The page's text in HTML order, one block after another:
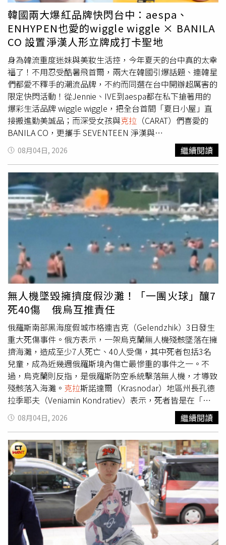
韓國兩大爆紅品牌快閃台中：aespa、
ENHYPEN也愛的wiggle wiggle × BANILA
CO 設置淨漢人形立牌成打卡聖地
身為韓流重度迷妹與美妝生活控，今年夏天的台中真的太幸
福了！不用忍受酷暑飛首爾，兩大在韓國引爆話題、連韓星
們都愛不釋手的潮流品牌，不約而同選在台中開辦超厲害的
限定快閃活動！從Jennie、IVE到aespa都在私下搶著用的
爆彩生活品牌 wiggle wiggle，把全台首間「夏日小屋」直
接搬進勤美誠品；而深受女孩與克拉 （CARAT）們喜愛的
BANILA CO，更攜手 SEVENTEEN 淨漢與
BABYMONSTER，在 LaLaport 台隆手創館打造獨家快閃店
中店。滿滿的韓星同款、專屬拍照打卡牆以及狂抽好禮的限
量優惠，這波熱潮絕對是今年暑假非朝聖不可的時尚熱點！
打卡韓星同款！韓國人氣生活風格品牌 wiggle wiggle 全台
首間快閃店『夏日小屋』限時登場韓國人氣生活風格品牌
wiggle wiggle 今年夏天在台灣展開新的篇章，開設全台首
間品牌快閃店！近年 wiggle wiggle 憑藉鮮明大膽的撞色設
計與原創 IP 風靡亞洲，不僅成為韓國最具代表性的生活風
格品牌，更深受 Jennie、潤娥、IVE、aespa、ENHYPEN、
RIIZE 等韓星喜愛，從吊飾、旅行配件到居家用品，都成為
年輕世代爭相收藏的人氣單品。（圖／品牌提供）成立於
2014 年的 wiggle wiggle，以 “wit moment, refresh
life.” 為品牌精神，相信即使是再平凡不過的日常，只要加
入一點創意、一抹色彩，也能帶來意想不到的快樂。品牌源
自一句簡單卻充滿想像力的提問——「重複的日常，難道就
不能很有趣嗎？」因此，wiggle wiggle 將大膽鮮豔的配
色、趣味十足的插畫與療癒可愛的原創 IP，融入每一件生
活用品之中，希望陪伴每個人打造充滿笑容與驚喜的生活空
間。（圖／品牌提供）即日起至 9月2日，在 台中勤美誠品
B2 登場的台灣首間快閃店，以 「夏日小屋（Summer
House）」 為主題，把充滿陽光、色彩與生活感的居家空
間搬進台中，邀請消費者推開小屋的大門，走進 wiggle
wiggle 打造的繽紛世界，在充滿玩心與驚喜的空間裡，重
新發現日常生活的美好。歡慶台灣首間快閃店開幕，wiggle
wiggle 推出限定優惠活動：全館商品享 85 折優惠。7/31-
8/2，每日前 50 名追蹤官方 Instagram，分享打卡至社群並
標記台灣官方帳號 ＠wigglewiggle_tw，即可獲得限量明信
片乙份（共 150 份，數量有限，贈完為止）。（圖／品牌
提供）SEVENTEEN尹淨漢、BABYMONSTER粉絲必衝！韓
國時尚美妝品牌BANILA CO快閃台隆手創館LaLaport台中
店受到台韓女孩愛用的韓國時尚美妝品牌BANILA CO，齊聚
品牌人氣明星商品，ZERO零感肌卸妝霜、夏日水潤防曬系
列以及榮獲韓國美妝大賞底妝與修容彩妝。7月31日起至8
08月04日, 2026 繼續閱讀
無人機墜毀擁擠度假沙灘！「一團火球」釀7
死40傷 俄烏互推責任
俄羅斯南部黑海度假城市格連吉克（Gelendzhik）3日發生
重大死傷事件。俄方表示，一架烏克蘭無人機殘骸墜落在擁
擠海灘，造成至少7人死亡、40人受傷，其中死者包括3名
兒童，成為近幾週俄羅斯境內傷亡最慘重的事件之一。不
過，烏克蘭則反指，是俄羅斯防空系統擊落無人機，才導致
殘骸落入海灘。 克拉斯諾達爾（Krasnodar）地區州長孔德
拉季耶夫（Veniamin Kondratiev）表示，死者皆是在「無
人機殘骸墜落」時罹難，另有40人受傷，其中21人住院、
19人接受治療，他並向罹難者家屬表達慰問。目前尚未確認
事故究竟是俄軍防空系統擊落無人機，還是無人機自行墜毀
所致。根據CNN分析現場影片指出，爆炸前幾秒可聽見至少
3處自動武器開火聲，無人機隨後突然改變飛行方向並俯衝
墜向海灘，似乎飛越海灘西側一處俄軍雷達設施後落地爆
炸。對此，烏克蘭政府反假訊息中心主任科瓦連科（Andriy
Kovalenko）表示，事件是俄羅斯防空部隊在滿是遊客的海
灘上空擊落無人機所造成，並批評俄方未妥善發布空襲警
報，也未採取足夠措施保障民眾安全。他強調，烏軍攻擊目
標僅限於俄羅斯軍工產業及影響戰爭資金來源的經濟基礎設
08月04日, 2026 繼續閱讀